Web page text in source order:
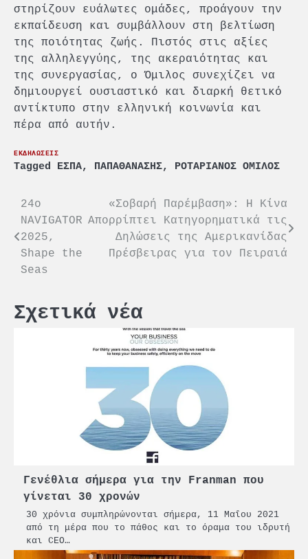
στηρίζουν ευάλωτες ομάδες, προάγουν την
εκπαίδευση και συμβάλλουν στη βελτίωση
της ποιότητας ζωής. Πιστός στις αξίες
της αλληλεγγύης, της ακεραιότητας και
της συνεργασίας, ο Όμιλος συνεχίζει να
δημιουργεί ουσιαστικό και διαρκή θετικό
αντίκτυπο στην ελληνική κοινωνία και
πέρα από αυτήν.
ΕΚΔΗΛΩΣΕΙΣ
Tagged ΕΣΠΑ, ΠΑΠΑΘΑΝΑΣΗΣ, ΡΟΤΑΡΙΑΝΟΣ ΟΜΙΛΟΣ
Πλοήγηση
άρθρων
24ο
NAVIGATOR
2025,
Shape the
Seas
«Σοβαρή Παρέμβαση»: Η Κίνα
Απορρίπτει Κατηγορηματικά τις
Δηλώσεις της Αμερικανίδας
Πρέσβειρας για τον Πειραιά
Σχετικά νέα
Γενέθλια σήμερα για την Franman που
γίνεται 30 χρονών
30 χρόνια συμπληρώνονται σήμερα, 11 Μαΐου 2021
από τη μέρα που το πάθος και το όραμα του ιδρυτή
και CEO…